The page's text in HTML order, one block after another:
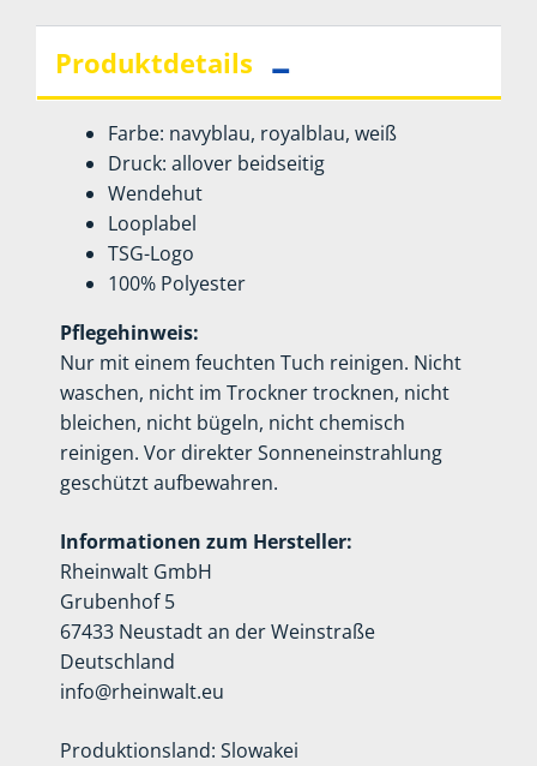
Produktdetails
Farbe: navyblau, royalblau, weiß
Druck: allover beidseitig
Wendehut
Looplabel
TSG-Logo
100% Polyester
Pflegehinweis:
Nur mit einem feuchten Tuch reinigen. Nicht
waschen, nicht im Trockner trocknen, nicht
bleichen, nicht bügeln, nicht chemisch
reinigen. Vor direkter Sonneneinstrahlung
geschützt aufbewahren.
Informationen zum Hersteller:
Rheinwalt GmbH
Grubenhof 5
67433 Neustadt an der Weinstraße
Deutschland
info@rheinwalt.eu
Produktionsland: Slowakei